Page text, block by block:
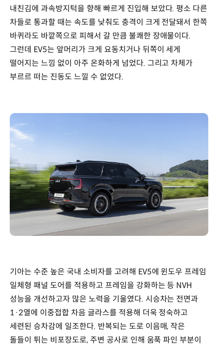
내친김에 과속방지턱을 향해 빠르게 진입해 보았다. 평소 다른
차들로 통과할 때는 속도를 낮춰도 충격이 크게 전달돼서 한쪽
바퀴라도 바깥쪽으로 피해서 갈 만큼 불쾌한 장애물이다.
그런데 EV5는 앞머리가 크게 요동치거나 뒤쪽이 세게
떨어지는 느낌 없이 아주 온화하게 넘었다. 그리고 차체가
부르르 떠는 진동도 느낄 수 없었다.
기아는 수준 높은 국내 소비자를 고려해 EV5에 윈도우 프레임
일체형 패널 도어를 적용하고 프레임을 강화하는 등 NVH
성능을 개선하고자 많은 노력을 기울였다. 시승차는 전면과
1·2열에 이중접합 차음 글라스를 적용해 더욱 정숙하고
세련된 승차감에 일조한다. 반복되는 도로 이음매, 작은
돌들이 튀는 비포장도로, 주변 공사로 인해 움푹 파인 부분이